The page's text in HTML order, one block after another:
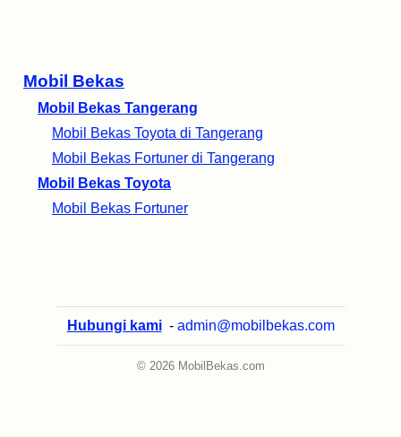
Mobil Bekas
Mobil Bekas Tangerang
Mobil Bekas Toyota di Tangerang
Mobil Bekas Fortuner di Tangerang
Mobil Bekas Toyota
Mobil Bekas Fortuner
Hubungi kami - admin@mobilbekas.com
© 2026 MobilBekas.com